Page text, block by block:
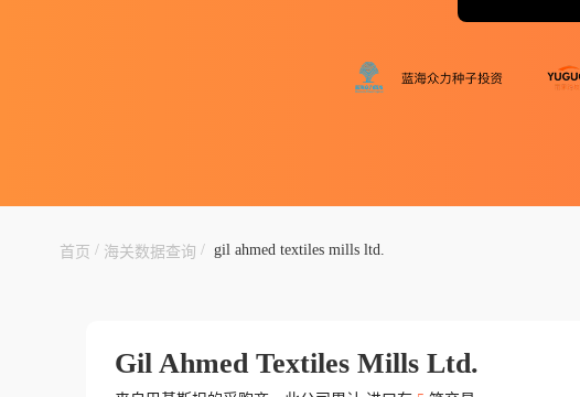
首页 / 海关数据查询 / gil ahmed textiles mills ltd.
Gil Ahmed Textiles Mills Ltd.